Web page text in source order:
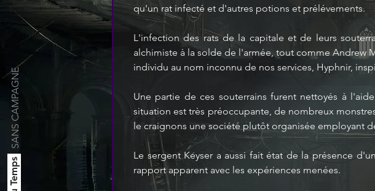
SANS CAMPAGNE
qu'un rat infecté et d'autres potions et prélévements.
L'infection des rats de la capitale et de leurs
alchimiste à la solde de l'armée, tout comme Andrew
individu au nom inconnu de nos services, Hyphnir,
Une partie de ces souterrains furent nettoyés à
situation est très préoccupante, de nombreux
le craignons une société plutôt organisée employant
Le sergent Keyser a aussi fait état de la présence
rapport apparent avec les expériences menées.